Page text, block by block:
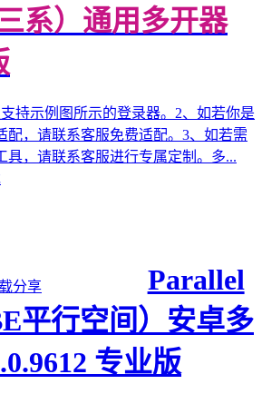
系）通用多开器
持示例图所示的登录器。2、如若你是
配，请联系客服免费适配。3、如若需
具，请联系客服进行专属定制。多...
分享
Parallel
平行空间）安卓多
专业版